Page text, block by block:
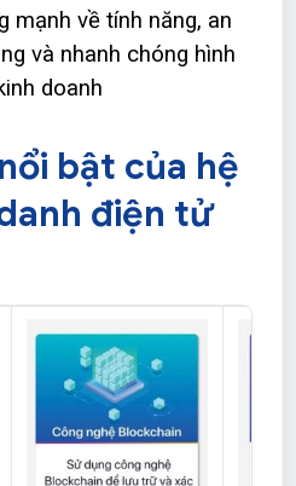
mạnh về tính năng, an
và nhanh chóng hình
doanh
bật của hệ
điện tử